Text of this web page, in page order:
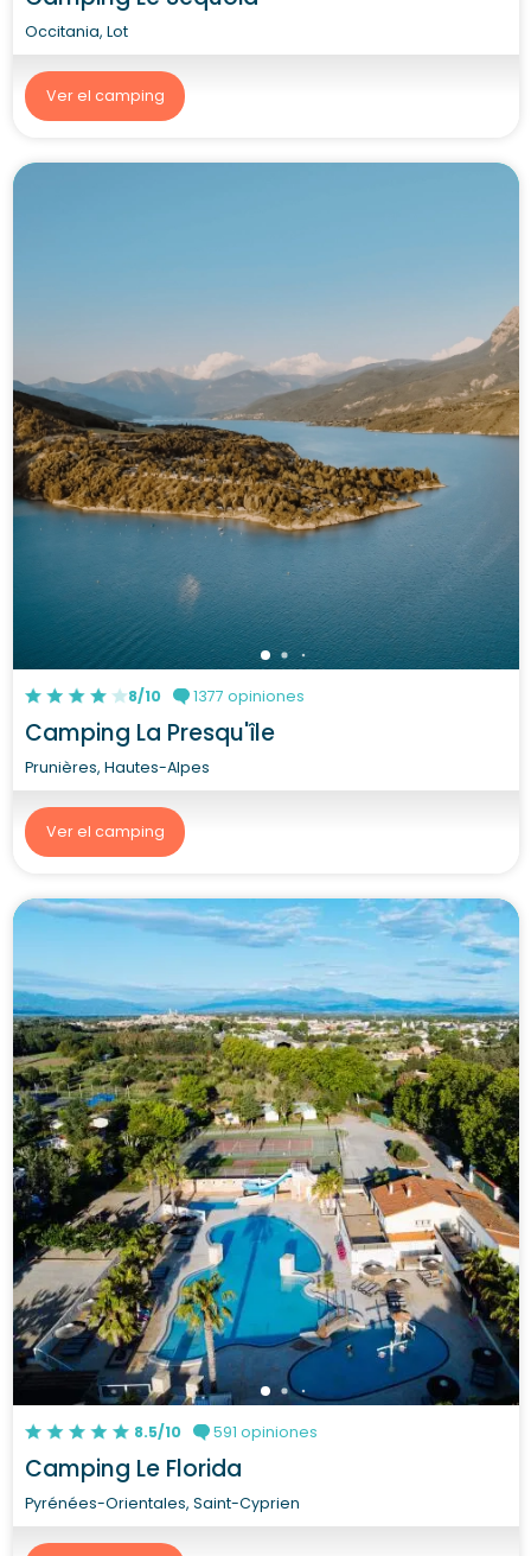
Occitania, Lot
Ver el camping
8/10 1377 opiniones
Camping La Presqu'île
Prunières, Hautes-Alpes
Ver el camping
8.5/10 591 opiniones
Camping Le Florida
Pyrénées-Orientales, Saint-Cyprien